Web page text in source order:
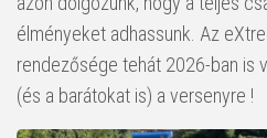
élményeket adhassunk. Az
rendezősége tehát 2026-ban is
(és a barátokat is) a versenyre !